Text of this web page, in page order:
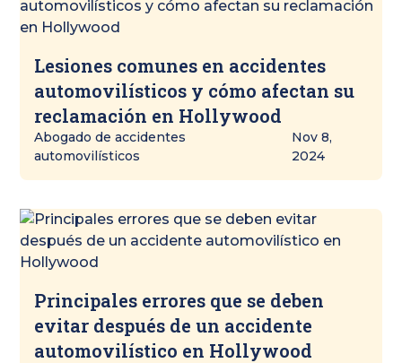
Lesiones comunes en accidentes
automovilísticos y cómo afectan su
reclamación en Hollywood
Abogado de accidentes
automovilísticos
Nov 8,
2024
Principales errores que se deben
evitar después de un accidente
automovilístico en Hollywood